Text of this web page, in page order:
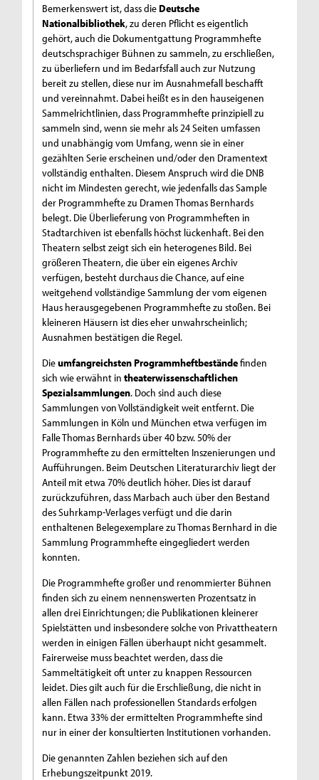
Bemerkenswert ist, dass die Deutsche
Nationalbibliothek, zu deren Pflicht es eigentlich
gehört, auch die Dokumentgattung Programmhefte
deutschsprachiger Bühnen zu sammeln, zu erschließen,
zu überliefern und im Bedarfsfall auch zur Nutzung
bereit zu stellen, diese nur im Ausnahmefall beschafft
und vereinnahmt. Dabei heißt es in den hauseigenen
Sammelrichtlinien, dass Programmhefte prinzipiell zu
sammeln sind, wenn sie mehr als 24 Seiten umfassen
und unabhängig vom Umfang, wenn sie in einer
gezählten Serie erscheinen und/oder den Dramentext
vollständig enthalten. Diesem Anspruch wird die DNB
nicht im Mindesten gerecht, wie jedenfalls das Sample
der Programmhefte zu Dramen Thomas Bernhards
belegt. Die Überlieferung von Programmheften in
Stadtarchiven ist ebenfalls höchst lückenhaft. Bei den
Theatern selbst zeigt sich ein heterogenes Bild. Bei
größeren Theatern, die über ein eigenes Archiv
verfügen, besteht durchaus die Chance, auf eine
weitgehend vollständige Sammlung der vom eigenen
Haus herausgegebenen Programmhefte zu stoßen. Bei
kleineren Häusern ist dies eher unwahrscheinlich;
Ausnahmen bestätigen die Regel.
Dieumfangreichsten Programmheftbeständefinden
sich wie erwähnt intheaterwissenschaftlichen
Spezialsammlungen. Doch sind auch diese
Sammlungen von Vollständigkeit weit entfernt. Die
Sammlungen in Köln und München etwa verfügen im
Falle Thomas Bernhards über 40 bzw. 50% der
Programmhefte zu den ermittelten Inszenierungen und
Aufführungen. Beim Deutschen Literaturarchiv liegt der
Anteil mit etwa 70% deutlich höher. Dies ist darauf
zurückzuführen, dass Marbach auch über den Bestand
des Suhrkamp-Verlages verfügt und die darin
enthaltenen Belegexemplare zu Thomas Bernhard in die
Sammlung Programmhefte eingegliedert werden
konnten.
Die Programmhefte großer und renommierter Bühnen
finden sich zu einem nennenswerten Prozentsatz in
allen drei Einrichtungen; die Publikationen kleinerer
Spielstätten und insbesondere solche von Privattheatern
werden in einigen Fällen überhaupt nicht gesammelt.
Fairerweise muss beachtet werden, dass die
Sammeltätigkeit oft unter zu knappen Ressourcen
leidet. Dies gilt auch für die Erschließung, die nicht in
allen Fällen nach professionellen Standards erfolgen
kann. Etwa 33% der ermittelten Programmhefte sind
nur in einer der konsultierten Institutionen vorhanden.
Die genannten Zahlen beziehen sich auf den
Erhebungszeitpunkt 2019.